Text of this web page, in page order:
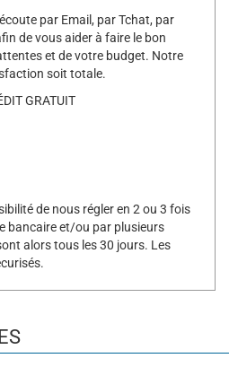
par Email, par Tchat, par
de vous aider à faire le bon
et de votre budget. Notre
soit totale.
GRATUIT
de nous régler en 2 ou 3 fois
bancaire et/ou par plusieurs
alors tous les 30 jours. Les